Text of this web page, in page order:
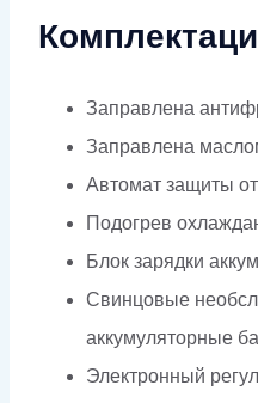
Заправлена
Заправлена
Автомат защиты
Подогрев
Блок зарядки
Свинцовые
аккумуляторные
Электронный